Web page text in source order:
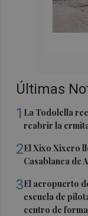
Últimas
1 La Todolella
reabrir la
2El Xixo Xixero
Casablanca de
3El aeropuerto
escuela de
centro de